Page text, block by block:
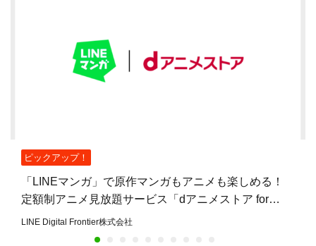
ピックアップ！
「LINEマンガ」で原作マンガもアニメも楽しめる！
定額制アニメ見放題サービス「dアニメストア for
LINEマンガ」提供開始
LINE Digital Frontier株式会社